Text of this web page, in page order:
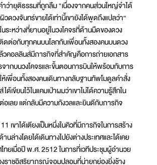
ำว่ายุติธรรมที่ถูกลืม "เนื่องจากคนส่วนใหญ่จำได้
ดวงจันทร์ขายได้เท่านี้เขายังได้พูดถึงแปลว่า“
ระหว่างที่ยานอยู่ในวงโคจรที่ด้านมืดของดวง
ต่อกับทุกคนบนโลกกับเพื่อนทั้งสองคนบนดวง
วคอลลินส์มีภารกิจที่สำคัญคือการถ่ายเอกสาร
ากบนวงโคจรและขั้นตอนการบินให้พร้อมกับการ
ห้เพื่อนทั้งสองคนเดินทางกลับฐานทัพโมดูลคำสั่ง
เขียนไว้ในแคมเป่าผมว่าเขาไม่ได้ความรู้สึกใน
เลย แต่กลับมีความกังวลและยินดีกับภารกิจ
เขาได้เตียงเป็นหนึ่งในคิวที่มีภารกิจในการสร้าง
นล่างโดยได้เดินทางไปยังต่างประเทศและได้เคย
ไทยเมื่อปี พ.ศ. 2512 ในการที่เวทีประชุมผู้อำนวย
ราชอิสริยาภรณ์จอมปลอมที่น่ายกย่องยิ่งช้าง